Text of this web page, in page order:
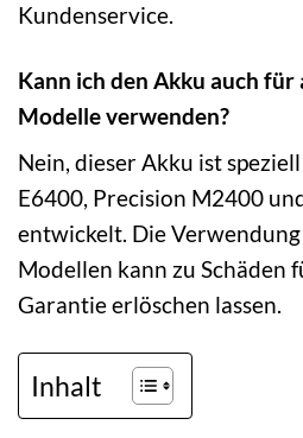
Kundenservice.
Kann ich den Akku auch für
Modelle verwenden?
Nein, dieser Akku ist
E6400, Precision M2400
entwickelt. Die
Modellen kann zu Schäden
Garantie erlöschen lassen.
Inhalt